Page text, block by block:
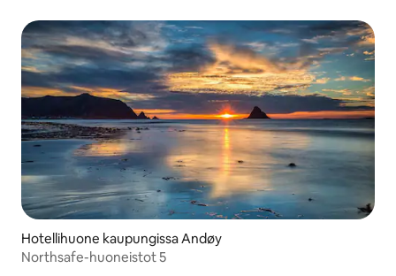
Hotellihuone kaupungissa Andøy
Northsafe-huoneistot 5